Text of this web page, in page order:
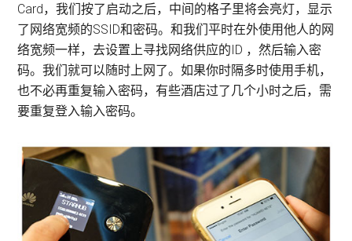
Card，我们按了启动之后，中间的格子里将会亮灯，显示
了网络宽频的SSID和密码。和我们平时在外使用他人的网
络宽频一样，去设置上寻找网络供应的ID ，然后输入密
码。我们就可以随时上网了。如果你时隔多时使用手机，
也不必再重复输入密码，有些酒店过了几个小时之后，需
要重复登入输入密码。